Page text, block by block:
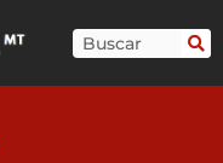
Pesquisar